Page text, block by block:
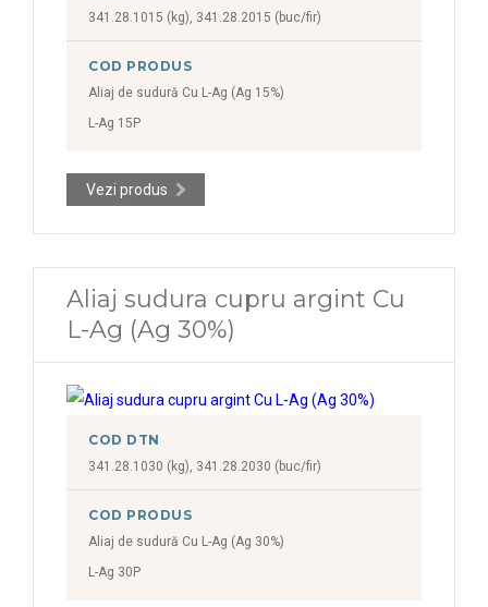
341.28.1015 (kg), 341.28.2015 (buc/fir)
COD PRODUS
Aliaj de sudură Cu L-Ag (Ag 15%)
L-Ag 15P
Vezi produs
Aliaj sudura cupru argint Cu
L-Ag (Ag 30%)
COD DTN
341.28.1030 (kg), 341.28.2030 (buc/fir)
COD PRODUS
Aliaj de sudură Cu L-Ag (Ag 30%)
L-Ag 30P